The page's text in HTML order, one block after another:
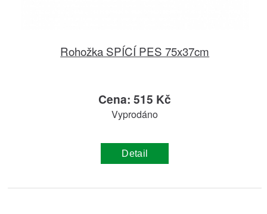
Rohožka SPÍCÍ PES 75x37cm
Cena: 515 Kč
Vyprodáno
Detail